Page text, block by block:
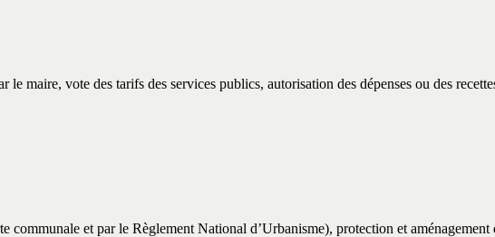
maire, vote des tarifs des services publics, autorisation des dépenses ou des
communale et par le Règlement National d’Urbanisme), protection et